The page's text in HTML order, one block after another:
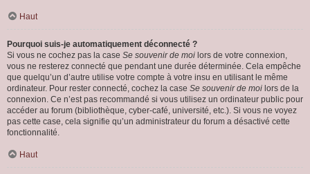
Haut
Pourquoi suis-je automatiquement déconnecté ?
Si vous ne cochez pas la case Se souvenir de moi lors de votre connexion,
vous ne resterez connecté que pendant une durée déterminée. Cela empêche
que quelqu’un d’autre utilise votre compte à votre insu en utilisant le même
ordinateur. Pour rester connecté, cochez la case Se souvenir de moi lors de la
connexion. Ce n’est pas recommandé si vous utilisez un ordinateur public pour
accéder au forum (bibliothèque, cyber-café, université, etc.). Si vous ne voyez
pas cette case, cela signifie qu’un administrateur du forum a désactivé cette
fonctionnalité.
Haut